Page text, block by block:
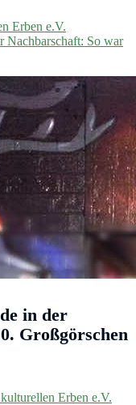
Erben e.V.
Nachbarschaft: So war
in der
Großgörschen
Erben e.V.